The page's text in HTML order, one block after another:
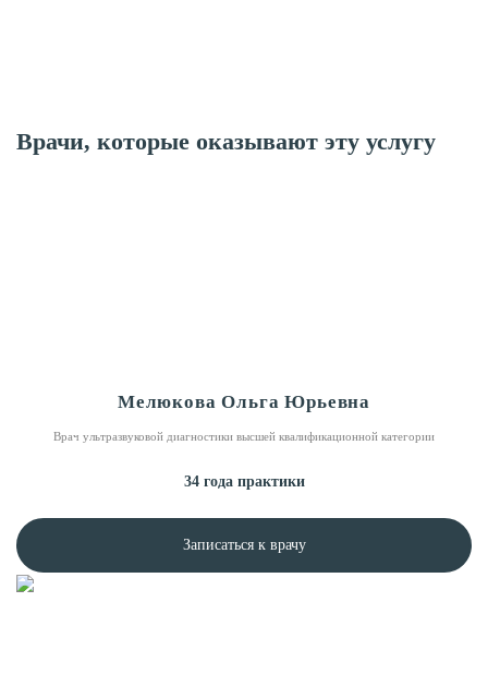
Врачи, которые оказывают эту услугу
Мелюкова Ольга Юрьевна
Врач ультразвуковой диагностики высшей квалификационной категории
34 года практики
Записаться к врачу